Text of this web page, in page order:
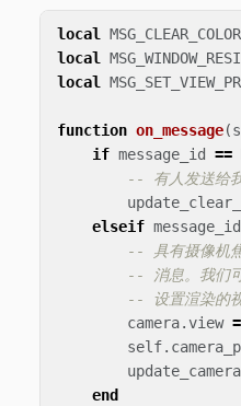
local MSG_CLEAR_COLOR
local
local
function on_message(
if message_id ==
-- 有人发送给
elseif message_id
-- 具有摄像机
-- 消息。我们
-- 设置渲染的
camera.view =
self.
update_camera
end